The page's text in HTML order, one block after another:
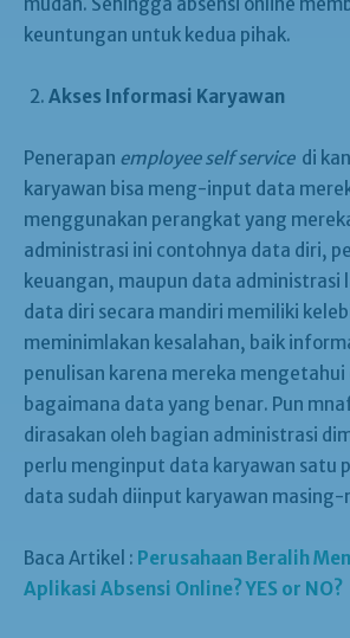
mudah. Sehingga absensi online
keuntungan untuk kedua pihak.
Akses Informasi Karyawan
Penerapan employee self service di
karyawan bisa meng-input data
menggunakan perangkat yang
administrasi ini contohnya data diri,
keuangan, maupun data administrasi
data diri secara mandiri memiliki
meminimlakan kesalahan, baik
penulisan karena mereka mengetahui
bagaimana data yang benar. Pun
dirasakan oleh bagian administrasi
perlu menginput data karyawan satu
data sudah diinput karyawan masing-
Baca Artikel : Perusahaan Beralih
Aplikasi Absensi Online? YES or NO?